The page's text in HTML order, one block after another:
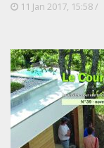
11 Jan 2017, 15:58 /